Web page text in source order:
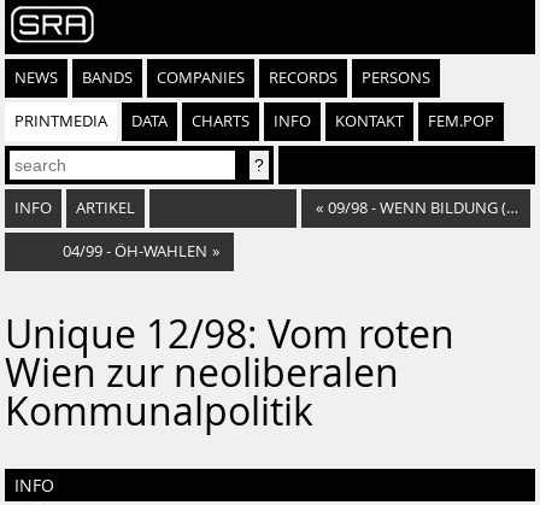
NEWS BANDS COMPANIES RECORDS PERSONS
PRINTMEDIA DATA CHARTS INFO KONTAKT FEM.POP
INFO ARTIKEL « 09/98 - WENN BILDUNG (NACH) BADEN GEHT
04/99 - ÖH-WAHLEN »
Unique 12/98: Vom roten
Wien zur neoliberalen
Kommunalpolitik
INFO